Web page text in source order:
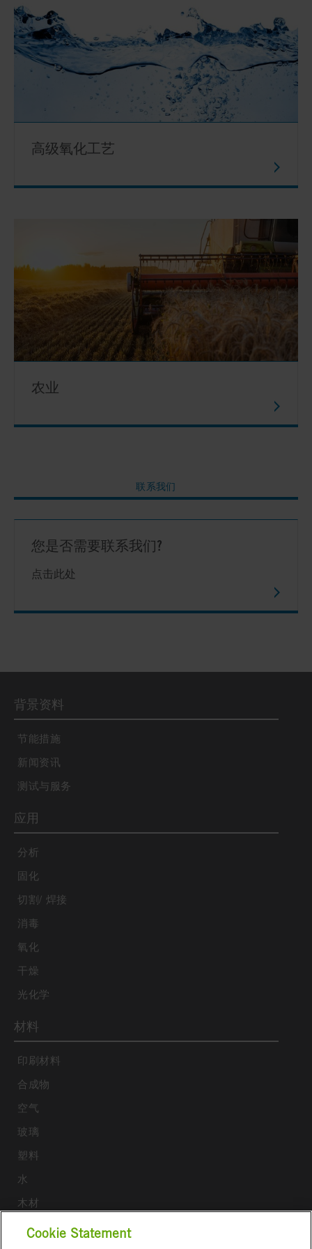
高级氧化工艺
农业
联系我们
您是否需要联系我们?
点击此处
背景资料
节能措施
新闻资讯
测试与服务
应用
分析
固化
切割/ 焊接
消毒
氧化
干燥
光化学
材料
印刷材料
合成物
空气
玻璃
塑料
水
木材
关注我们
Cookie Statement